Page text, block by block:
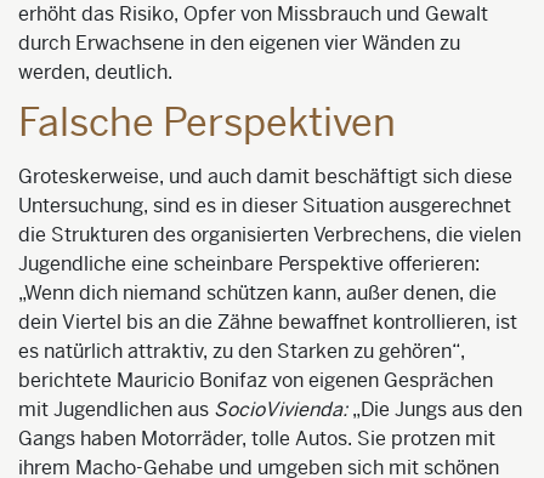
erhöht das Risiko, Opfer von Missbrauch und Gewalt
durch Erwachsene in den eigenen vier Wänden zu
werden, deutlich.
Falsche Perspektiven
Groteskerweise, und auch damit beschäftigt sich diese
Untersuchung, sind es in dieser Situation ausgerechnet
die Strukturen des organisierten Verbrechens, die vielen
Jugendliche eine scheinbare Perspektive offerieren:
„Wenn dich niemand schützen kann, außer denen, die
dein Viertel bis an die Zähne bewaffnet kontrollieren, ist
es natürlich attraktiv, zu den Starken zu gehören“,
berichtete Mauricio Bonifazvon eigenen Gesprächen
mit Jugendlichen aus SocioVivienda:„Die Jungs aus den
Gangs haben Motorräder, tolle Autos. Sie protzen mit
ihrem Macho-Gehabe und umgeben sich mit schönen